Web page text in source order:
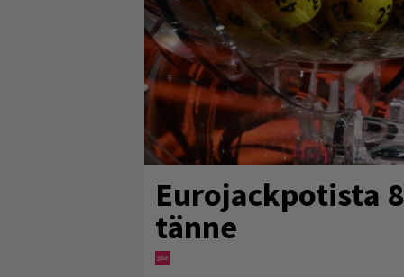
Eurojackpotista
tänne